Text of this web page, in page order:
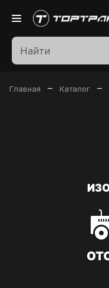
Главная – Каталог –